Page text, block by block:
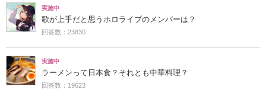
実施中
歌が上手だと思うホロライブのメンバーは？
回答数：23830
実施中
ラーメンって日本食？それとも中華料理？
回答数：19623